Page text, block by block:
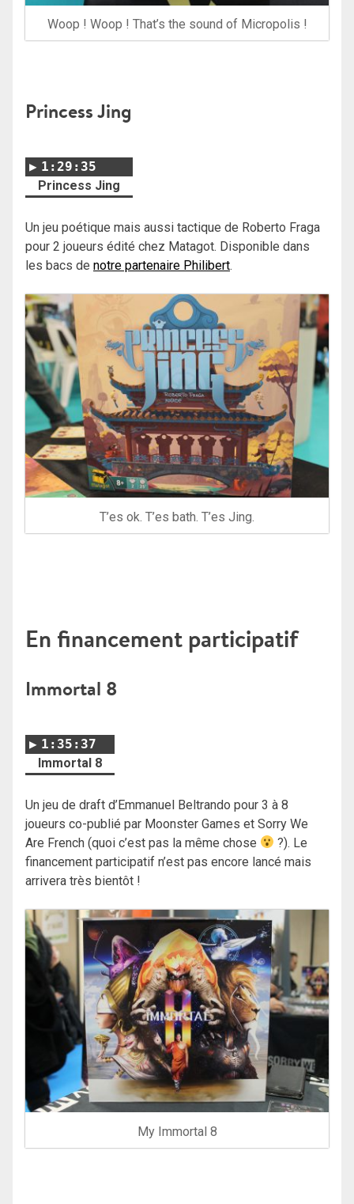
Woop ! Woop ! That’s the sound of Micropolis !
Princess Jing
1:29:35
Princess Jing
Un jeu poétique mais aussi tactique de Roberto Fraga
pour 2 joueurs édité chez Matagot. Disponible dans
les bacs de notre partenaire Philibert.
T’es ok. T’es bath. T’es Jing.
En financement participatif
Immortal 8
1:35:37
Immortal 8
Un jeu de draft d’Emmanuel Beltrando pour 3 à 8
joueurs co-publié par Moonster Games et Sorry We
Are French (quoi c’est pas la même chose
?). Le
financement participatif n’est pas encore lancé mais
arrivera très bientôt !
My Immortal 8